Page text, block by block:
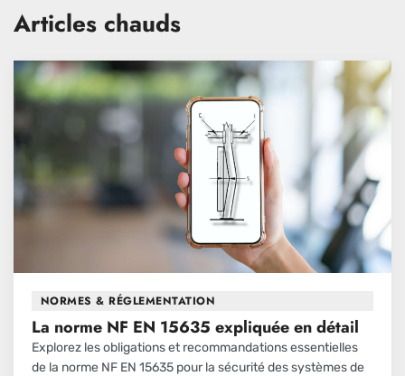
Articles chauds
NORMES & RÉGLEMENTATION
La norme NF EN 15635 expliquée en détail
Explorez les obligations et recommandations essentielles
de la norme NF EN 15635 pour la sécurité des systèmes de